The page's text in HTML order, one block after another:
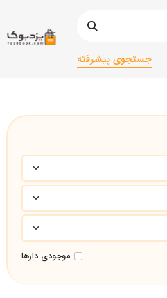
جستجوی پیشرفته
موجودی دارها